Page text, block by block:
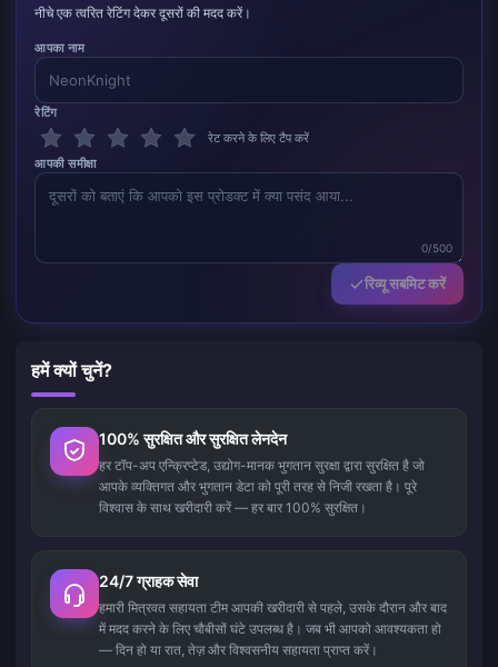
नीचे एक त्वरित रेटिंग देकर दूसरों की मदद करें।
आपका नाम
रेटिंग
रेट करने के लिए टैप करें
आपकी समीक्षा
0/500
रिव्यू सबमिट करें
हमें क्यों चुनें?
100% सुरक्षित और सुरक्षित लेनदेन
हर टॉप-अप एन्क्रिप्टेड, उद्योग-मानक भुगतान सुरक्षा द्वारा सुरक्षित है जो
आपके व्यक्तिगत और भुगतान डेटा को पूरी तरह से निजी रखता है। पूरे
विश्वास के साथ खरीदारी करें — हर बार 100% सुरक्षित।
24/7 ग्राहक सेवा
हमारी मित्रवत सहायता टीम आपकी खरीदारी से पहले, उसके दौरान और बाद
में मदद करने के लिए चौबीसों घंटे उपलब्ध है। जब भी आपको आवश्यकता हो
— दिन हो या रात, तेज़ और विश्वसनीय सहायता प्राप्त करें।